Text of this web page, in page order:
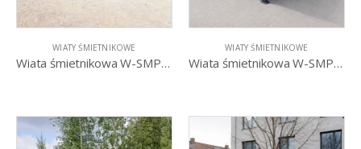
WIATY ŚMIETNIKOWE
Wiata śmietnikowa W-SMP II R – Drzwi przesuwne
WIATY ŚMIETNIKOWE
Wiata śmietnikowa W-SMP III